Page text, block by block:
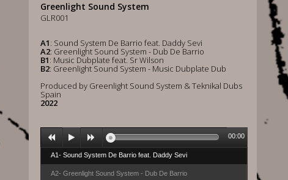
Greenlight Sound System
GLR001
A1: Sound System De Barrio feat. Daddy Sevi
A2: Greenlight Sound System - Dub De Barrio
B1: Music Dubplate feat. Sr Wilson
B2: Greenlight Sound System - Music Dubplate Dub
Produced by Greenlight Sound System & Teknikal Dubs
Spain
2022
A1- Sound System De Barrio feat. Daddy Sevi
A2- Greenlight Sound System - Dub De Barrio
00:00